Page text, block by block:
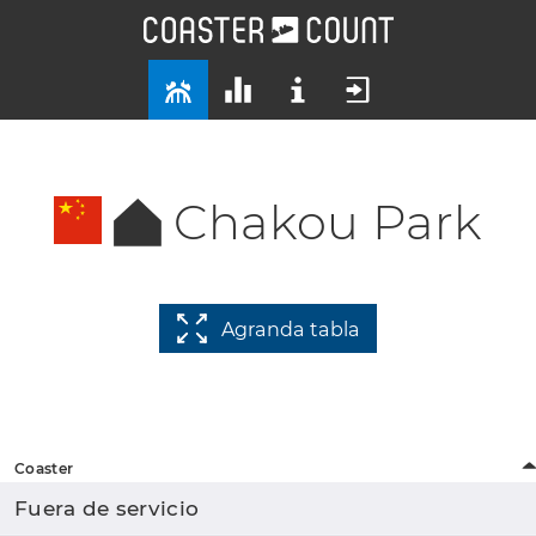
Chakou Park
Agranda tabla
Coaster
Fuera de servicio